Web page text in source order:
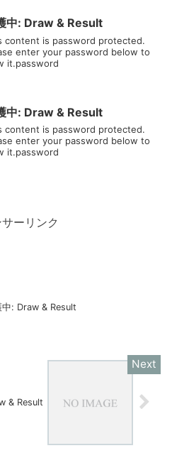
中: Draw & Result
content is password protected.
enter your password below to
it.password
中: Draw & Result
content is password protected.
enter your password below to
it.password
ーリンク
中: Draw & Result
& Result